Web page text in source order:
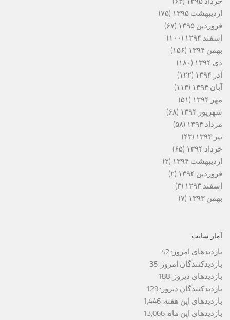
اردیبهشت ۱۳۹۵
(۷۵)
فروردین ۱۳۹۵
(۶۷)
اسفند ۱۳۹۴
(۱۰۰)
بهمن ۱۳۹۴
(۱۵۶)
دی ۱۳۹۴
(۱۸۰)
آذر ۱۳۹۴
(۱۲۲)
آبان ۱۳۹۴
(۱۱۳)
مهر ۱۳۹۴
(۵۱)
شهریور ۱۳۹۴
(۶۸)
مرداد ۱۳۹۴
(۵۸)
تیر ۱۳۹۴
(۴۳)
خرداد ۱۳۹۴
(۶۵)
اردیبهشت ۱۳۹۴
(۲)
فروردین ۱۳۹۴
(۲)
اسفند ۱۳۹۳
(۳)
بهمن ۱۳۹۳
(۷)
آمار سایت
بازدیدهای امروز: 42
بازدیدکنندگان امروز: 35
بازدیدهای دیروز: 188
بازدیدکنندگان دیروز: 129
بازدیدهای این هفته: 1,446
بازدیدهای این ماه: 13,066